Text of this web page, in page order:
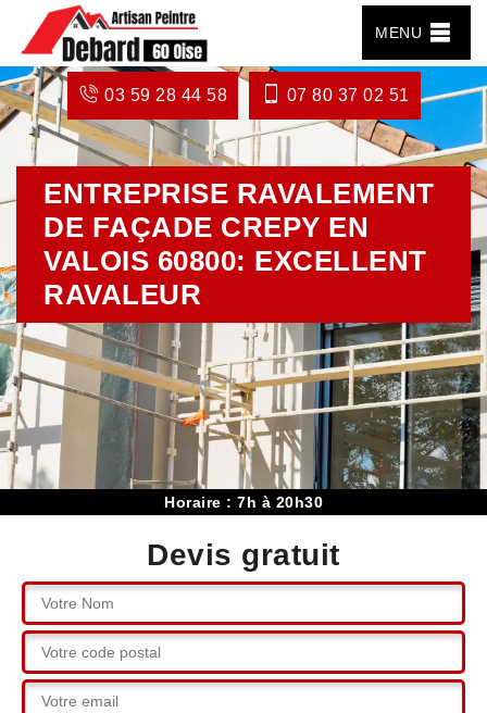
MENU
03 59 28 44 58 07 80 37 02 51
ENTREPRISE RAVALEMENT
DE FAÇADE CREPY EN
VALOIS 60800: EXCELLENT
RAVALEUR
Horaire : 7h à 20h30
Devis gratuit